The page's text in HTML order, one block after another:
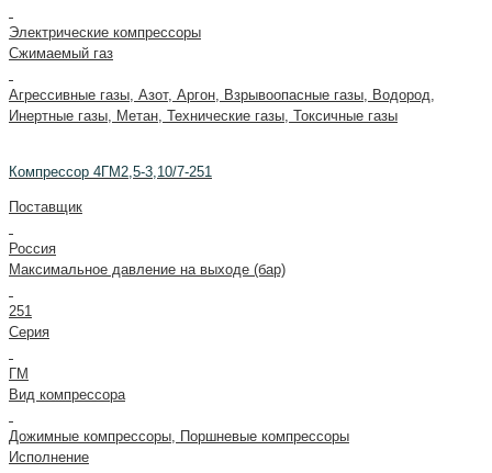
Электрические компрессоры
Сжимаемый газ
Агрессивные газы, Азот, Аргон, Взрывоопасные газы, Водород,
Инертные газы, Метан, Технические газы, Токсичные газы
Компрессор 4ГМ2,5-3,10/7-251
Поставщик
Россия
Максимальное давление на выходе (бар)
251
Серия
ГМ
Вид компрессора
Дожимные компрессоры, Поршневые компрессоры
Исполнение